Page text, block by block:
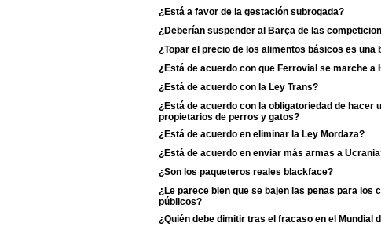
¿Está a favor de la gestación subrogada?
¿Deberían suspender al Barça de las
¿Topar el precio de los alimentos básicos es una
¿Está de acuerdo con que Ferrovial se marche a
¿Está de acuerdo con la Ley Trans?
¿Está de acuerdo con la obligatoriedad de hacer
propietarios de perros y gatos?
¿Está de acuerdo en eliminar la Ley Mordaza?
¿Está de acuerdo en enviar más armas a
¿Son los paqueteros reales blackface?
¿Le parece bien que se bajen las penas para los
públicos?
¿Quién debe dimitir tras el fracaso en el Mundial